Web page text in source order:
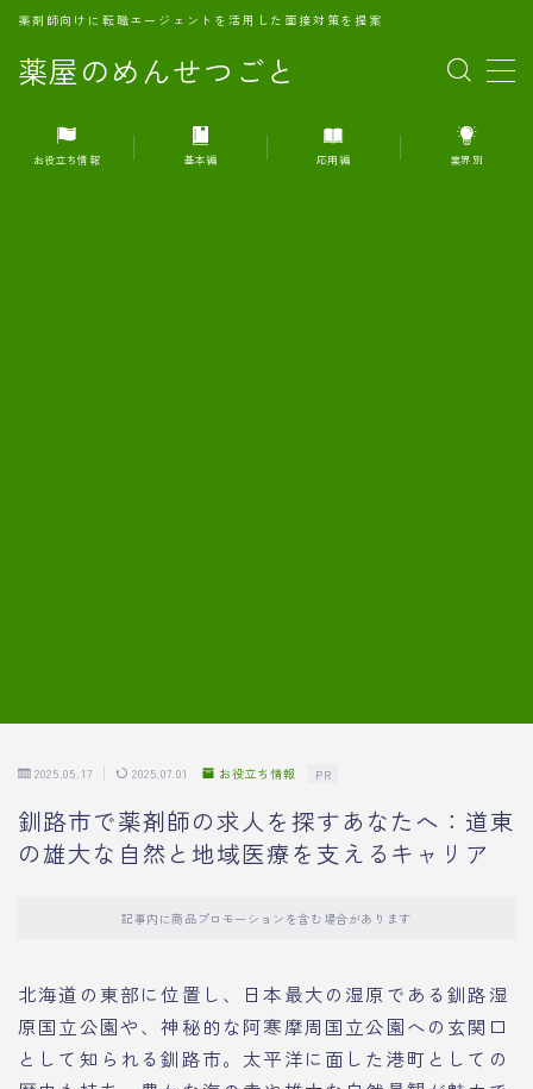
薬屋のめんせつごと
薬剤師向けに転職エージェントを活用した面接対策を提案
MENU
1.転職エージェントとは何か？
お役立ち情報 基本編 応用編 業界別
2025.05.17 2025.07.01 お役立ち情報 PR
釧路市で薬剤師の求人を探すあなたへ：道東
の雄大な自然と地域医療を支えるキャリア
記事内に商品プロモーションを含む場合があります
北海道の東部に位置し、日本最大の湿原である釧路湿
原国立公園や、神秘的な阿寒摩周国立公園への玄関口
として知られる釧路市。太平洋に面した港町としての